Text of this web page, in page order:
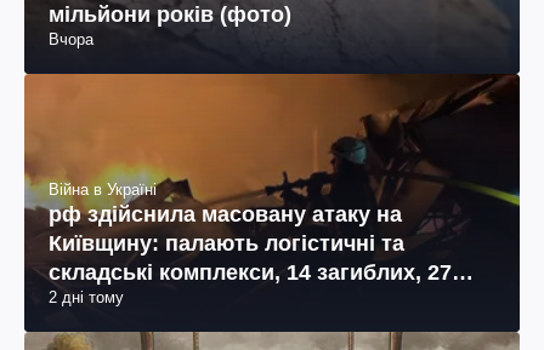
мільйони років (фото)
Вчора
Війна в Україні
рф здійснила масовану атаку на
Київщину: палають логістичні та
складські комплекси, 14 загиблих, 27
поранених (фото, відео)
2 дні тому